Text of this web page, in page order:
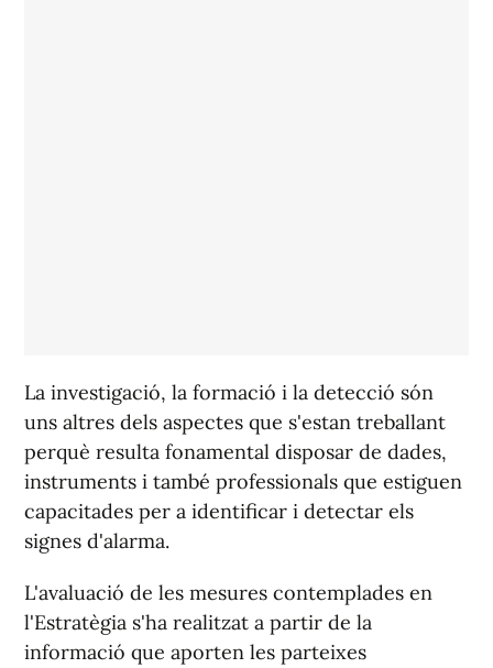
La investigació, la formació i la detecció són
uns altres dels aspectes que s'estan treballant
perquè resulta fonamental disposar de dades,
instruments i també professionals que estiguen
capacitades per a identificar i detectar els
signes d'alarma.
L'avaluació de les mesures contemplades en
l'Estratègia s'ha realitzat a partir de la
informació que aporten les parteixes